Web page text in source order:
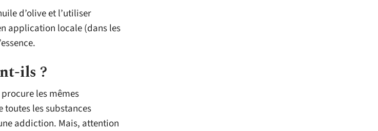
d’olive et l’utiliser
application locale (dans les
ils ?
les mêmes
toutes les substances
addiction. Mais, attention